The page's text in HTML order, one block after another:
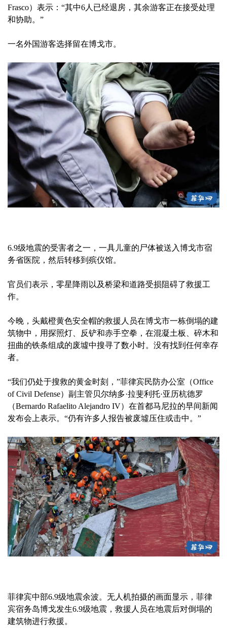
Frasco）表示：“其中6人已经退房，其余游客正在接受处理
和协助。”
一名外国游客选择留在博戈市。
6.9级地震的受害者之一，一具儿童的尸体被送入博戈市宿
务省医院，然后转移到殡仪馆。
官员们表示，零星降雨以及桥梁和道路受损阻碍了救援工
作。
今晚，头戴橙黄色安全帽的救援人员在博戈市一栋倒塌的建
筑物中，用探照灯、反铲和赤手空拳，在混凝土板、碎木和
扭曲的铁条组成的废墟中搜寻了数小时。没有找到任何幸存
者。
“我们仍处于搜救的黄金时刻，”菲律宾民防办公室（Office
of Civil Defense）副主管贝尔纳多·拉斐利托·亚历杭德罗
（Bernardo Rafaelito Alejandro IV）在首都马尼拉的早间新闻
发布会上表示。“仍有许多人报告被废墟压住或击中。”
菲律宾中部6.9级地震余波。无人机拍摄的画面显示，菲律
宾宿务岛博戈发生6.9级地震，救援人员在地震后对倒塌的
建筑物进行救援。